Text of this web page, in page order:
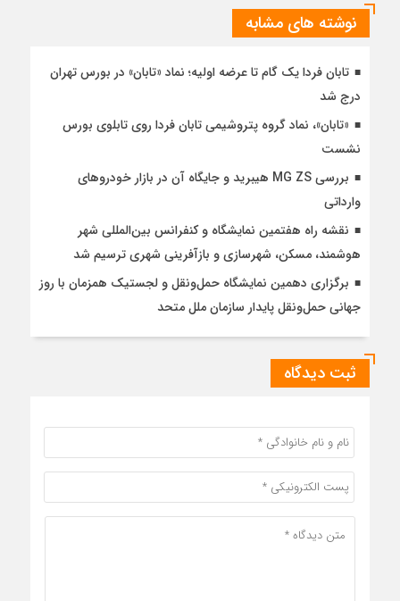
نوشته های مشابه
تابان فردا یک گام تا عرضه اولیه؛ نماد «تابان» در بورس تهران
درج شد
«تابان»، نماد گروه پتروشیمی تابان فردا روی تابلوی بورس
نشست
بررسی MG ZS هیبرید و جایگاه آن در بازار خودروهای
وارداتی
نقشه راه هفتمین نمایشگاه و کنفرانس بین‌المللی شهر
هوشمند، مسکن، شهرسازی و بازآفرینی شهری ترسیم شد
برگزاری دهمین نمایشگاه حمل‌ونقل و لجستیک همزمان با روز
جهانی حمل‌ونقل پایدار سازمان ملل متحد
ثبت دیدگاه